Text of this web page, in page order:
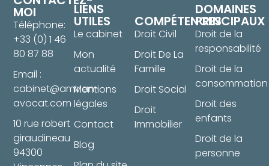
MOI
Téléphone:
+33 (0) 1 46
80 87 88
Email :
cabinet@amirian-
avocat.com
10 rue robert
giraudineau
94300
LIENS
UTILES
Le cabinet
Mon
actualité
Mentions
légales
Contact
Blog
COMPÉTENCES
Droit Civil
Droit De La
Famille
Droit Social
Droit
Immobilier
DOMAINES
PRINCIPAUX
Droit de la
responsabilité
Droit de la
consommation
Droit des
enfants
Droit de la
personne